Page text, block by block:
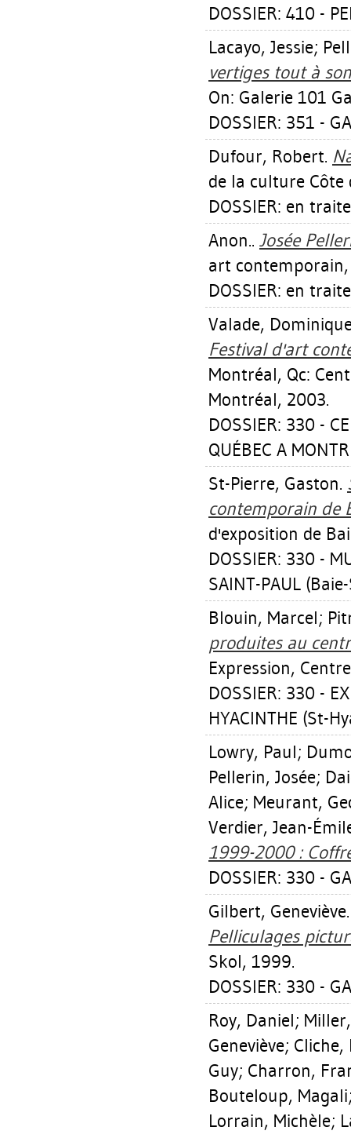
DOSSIER: 410 -
Lacayo, Jessie;
vertiges tout à
On: Galerie 101
DOSSIER: 351 -
Dufour, Robert.
de la culture Côte
DOSSIER: en
Anon.. Josée
art
DOSSIER: en
Valade,
Festival d'art
Montréal, Qc:
Montréal, 2003.
DOSSIER: 330 -
QUÉBEC A
St-Pierre, Gaston.
contemporain de
d'exposition de
DOSSIER: 330 -
SAINT-PAUL
Blouin, Marcel;
produites au
Expression,
DOSSIER: 330 -
HYACINTHE (St-
Lowry, Paul;
Pellerin, Josée;
Alice; Meurant,
Verdier, Jean-
1999-2000 :
DOSSIER: 330 -
Gilbert, Geneviève
Pelliculages
Skol, 1999.
DOSSIER: 330 -
Roy, Daniel;
Geneviève; Cliche,
Guy; Charron,
Bouteloup, Magali
Lorrain, Michèle;